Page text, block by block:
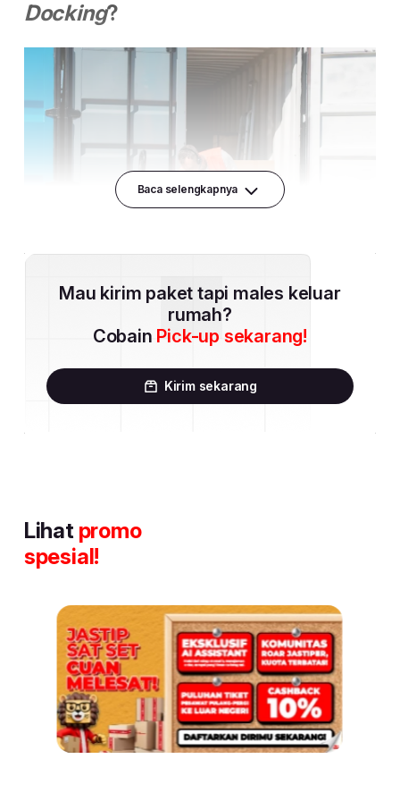
Baca selengkapnya
Mau kirim paket tapi males keluar
rumah?
Cobain Pick-up sekarang!
Kirim sekarang
Lihat promo
spesial!